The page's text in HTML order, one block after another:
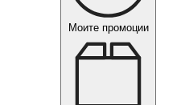
Моите промоции